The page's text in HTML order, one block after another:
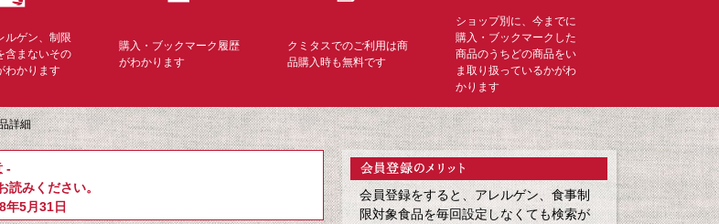
ルゲン、制限
含まないその
わかります
購入・ブックマーク履歴
がわかります
クミタスでのご利用は商
品購入時も無料です
ショップ別に、今までに
購入・ブックマークした
商品のうちどの商品をい
ま取り扱っているかがわ
かります
詳細
-
読みください。
5月31日
会員登録をすると、アレルゲン、食事制
限対象食品を毎回設定しなくても検索が